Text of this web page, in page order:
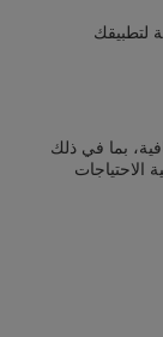
لتطبيقك
بما في ذلك